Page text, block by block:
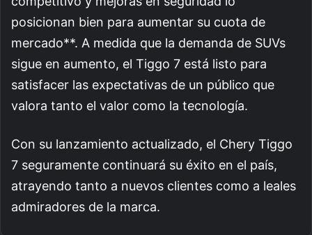
posicionan bien para aumentar su cuota de
mercado**. A medida que la demanda de SUVs
sigue en aumento, el Tiggo 7 está listo para
satisfacer las expectativas de un público que
valora tanto el valor como la tecnología.
Con su lanzamiento actualizado, el Chery Tiggo
7 seguramente continuará su éxito en el país,
atrayendo tanto a nuevos clientes como a leales
admiradores de la marca.